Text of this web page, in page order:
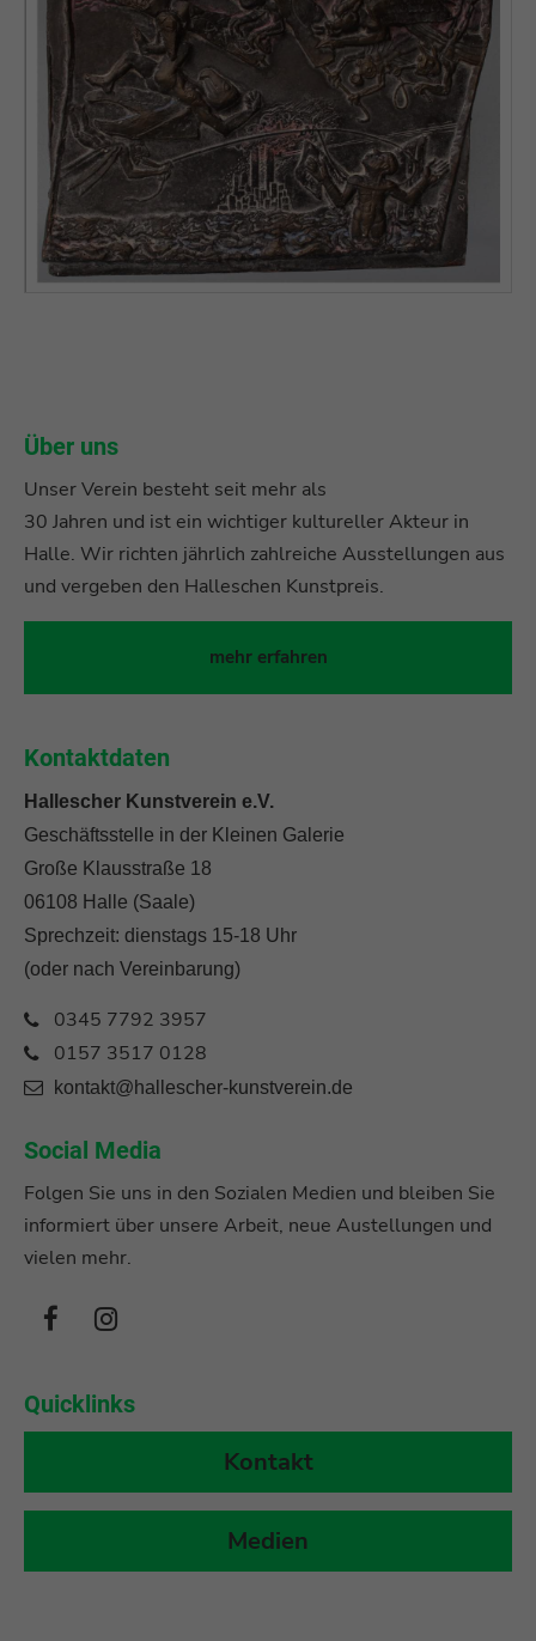
Über uns
Unser Verein besteht seit mehr als
30 Jahren und ist ein wichtiger kultureller Akteur in
Halle. Wir richten jährlich zahlreiche Ausstellungen aus
und vergeben den Halleschen Kunstpreis.
mehr erfahren
Kontaktdaten
Hallescher Kunstverein e.V.
Geschäftsstelle in der Kleinen Galerie
Große Klausstraße 18
06108 Halle (Saale)
Sprechzeit: dienstags 15-18 Uhr
(oder nach Vereinbarung)
0345 7792 3957
0157 3517 0128
kontakt@hallescher-kunstverein.de
Social Media
Folgen Sie uns in den Sozialen Medien und bleiben Sie
informiert über unsere Arbeit, neue Austellungen und
vielen mehr.
Quicklinks
Kontakt
Medien